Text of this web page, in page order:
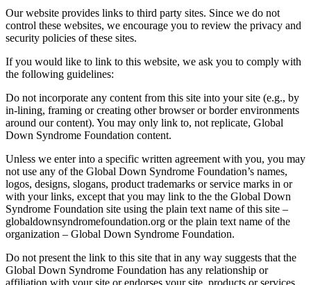
Our website provides links to third party sites. Since we do not
control these websites, we encourage you to review the privacy and
security policies of these sites.
If you would like to link to this website, we ask you to comply with
the following guidelines:
Do not incorporate any content from this site into your site (e.g., by
in-lining, framing or creating other browser or border environments
around our content). You may only link to, not replicate, Global
Down Syndrome Foundation content.
Unless we enter into a specific written agreement with you, you may
not use any of the Global Down Syndrome Foundation’s names,
logos, designs, slogans, product trademarks or service marks in or
with your links, except that you may link to the the Global Down
Syndrome Foundation site using the plain text name of this site –
globaldownsyndromefoundation.org or the plain text name of the
organization – Global Down Syndrome Foundation.
Do not present the link to this site that in any way suggests that the
Global Down Syndrome Foundation has any relationship or
affiliation with your site or endorses your site, products or services.